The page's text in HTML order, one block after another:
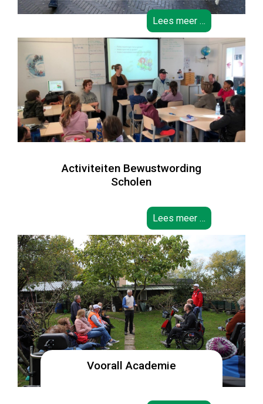
Lees meer …
Activiteiten Bewustwording
Scholen
Lees meer …
Voorall Academie